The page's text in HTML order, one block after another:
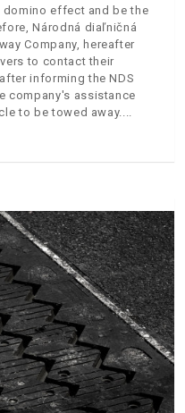
effect and be the
Národná diaľničná
Company, hereafter
to contact their
informing the NDS
company's assistance
to be towed away.